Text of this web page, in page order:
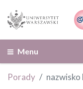
Menu
Porady nazwisko